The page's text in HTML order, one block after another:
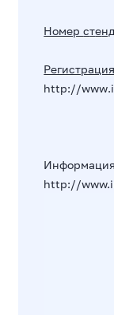
Номерcте
http://www.
http://